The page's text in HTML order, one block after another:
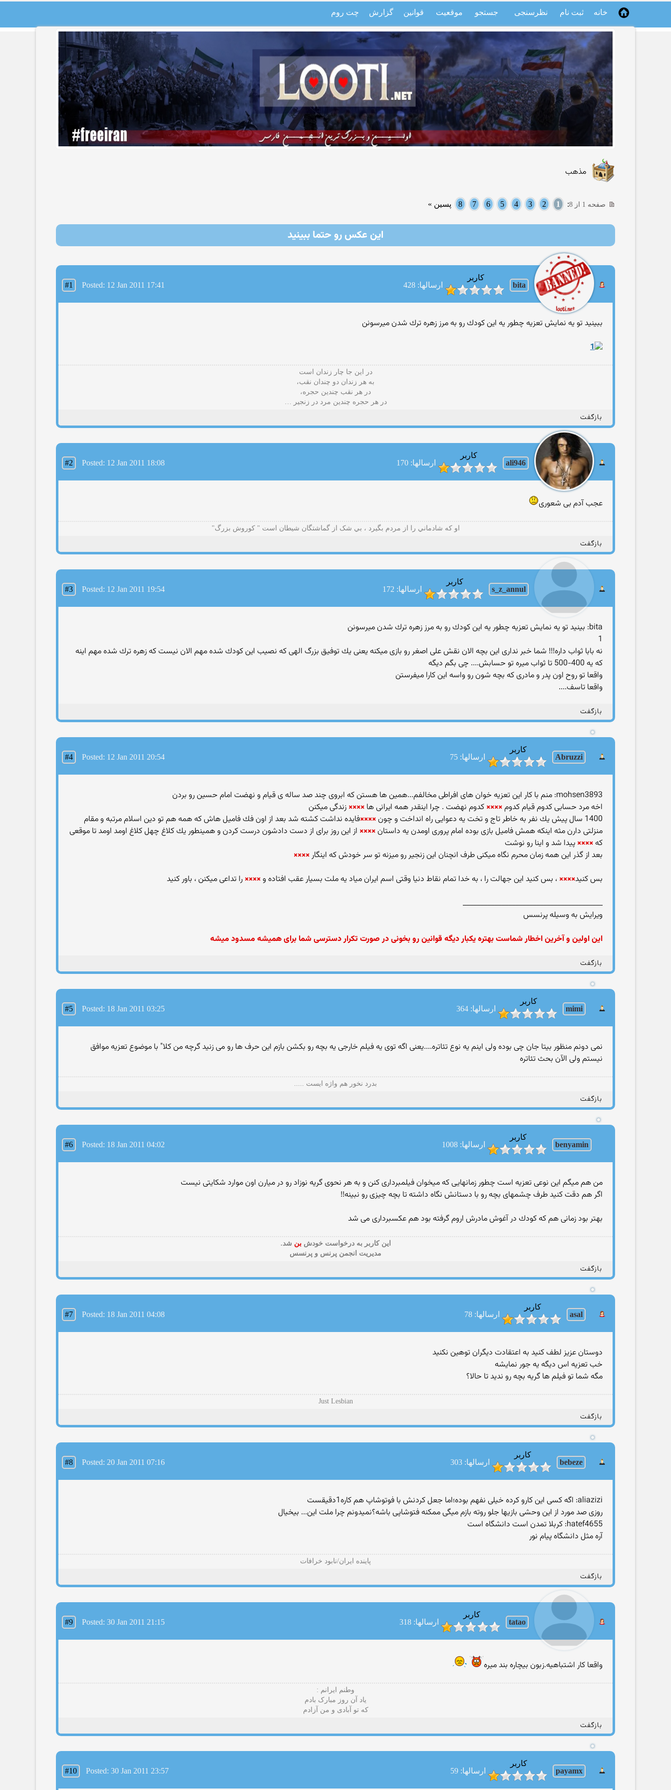
خانه ثبت نام نظرسنجی جستجو موقعیت قوانین گزارش چت روم
مذهب
صفحه 1 از 8 :
1
2
3
4
5
6
7
8 پسین »
این عكس رو حتما ببینید
bita
کاربر
ارسالها: 428
#1 Posted: 12 Jan 2011 17:41
ببینید تو یه نمایش تعزیه چطور یه این كودك رو به مرز زهره ترك شدن میرسونن
در این جا چار زندان است
به هر زندان دو چندان نقب،
در هر نقب چندین حجره،
در هر حجره چندین مرد در زنجیر …
بازگفت
ali946
کاربر
ارسالها: 170
#2 Posted: 12 Jan 2011 18:08
عجب آدم بی شعوری
او که شادماني را از مردم بگيرد ، بي شک از گماشتگان شيطان است " کوروش بزرگ"
بازگفت
s_z_annul
کاربر
ارسالها: 172
#3 Posted: 12 Jan 2011 19:54
bita: بینید تو یه نمایش تعزیه چطور یه این كودك رو به مرز زهره ترك شدن میرسونن
1
نه بابا ثواب داره!!! شما خبر نداری این بچه الان نقش علی اصغر رو بازی میكنه یعنی یك توفیق بزرگ الهی كه نصیب این كودك شده مهم الان نیست كه زهره ترك شده مهم اینه
كه یه 400-500 تا ثواب میره تو حسابش.... چی بگم دیگه
واقعا تو روح اون پدر و مادری كه بچه شون رو واسه این كارا میفرستن
واقعا تاسف....
بازگفت
Abruzzi
کاربر
ارسالها: 75
#4 Posted: 12 Jan 2011 20:54
mohsen3893: منم با كار این تعزیه خوان های افراطی مخالفم...همین ها هستن كه ابروی چند صد ساله ی قیام و نهضت امام حسین رو بردن
اخه مرد حسابی كدوم قیام كدوم×××× كدوم نهضت . چرا اینقدر همه ایرانی ها ×××× زندگی میكنن
1400 سال پیش یك نفر به خاطر تاج و تخت یه دعوایی راه انداخت و چون
××××فایده نداشت كشته شد بعد از اون فك فامیل هاش كه همه هم تو دین اسلام مرتبه و مقام
منزلتی دارن مثه اینكه همش فامیل بازی بوده امام پروری اومدن یه داستان×××× از این روز برای از دست دادشون درست كردن و همینطور یك كلاغ چهل كلاغ اومد اومد تا موقعی
كه×××× پیدا شد و اینا رو نوشت
بعد از گذر این همه زمان محرم نگاه میكنی طرف انچنان این زنجیر رو میزنه تو سر خودش كه اینگار××××
بس كنید×××× ، بس كنید این جهالت را ، به خدا تمام نقاط دنیا وقتی اسم ایران میاد یه ملت بسیار عقب افتاده و×××× را تداعی میكنن ، باور كنید
________________________________________
ویرایش به وسیله پرنسس
این اولین و آخرین اخطار شماست بهتره یكبار دیگه قوانین رو بخونی در صورت تكرار دسترسی شما برای همیشه مسدود میشه
بازگفت
mimi
کاربر
ارسالها: 364
#5 Posted: 18 Jan 2011 03:25
نمی دونم منظور بیتا جان چی بوده ولی اینم یه نوع تئاتره....یعنی اگه توی یه فیلم خارجی یه بچه رو بکشن بازم این حرف ها رو می زنید گرچه من کلا" با موضوع تعزیه موافق
نیستم ولی الآن بحث تئاتره
بدرد نخور هم واژه ایست .....
بازگفت
benyamin
کاربر
ارسالها: 1008
#6 Posted: 18 Jan 2011 04:02
من هم میگم این نوعی تعزیه است چطور زمانهایی كه میخوان فیلمبرداری كنن و به هر نحوی گریه نوزاد رو در میارن اون موارد شكایتی نیست
اگر هم دقت كنید طرف چشمهای بچه رو با دستانش نگاه داشته تا بچه چیزی رو نبینه!!
بهتر بود زمانی هم كه كودك در آغوش مادرش اروم گرفته بود هم عكسبرداری می شد
این كاربر به درخواست خودشبن شد.
مدیریت انجمن پرنس و پرنسس
بازگفت
asal
کاربر
ارسالها: 78
#7 Posted: 18 Jan 2011 04:08
دوستان عزیز لطف كنید به اعتقادت دیگران توهین نكنید
خب تعزیه اس دیگه یه جور نمایشه
مگه شما تو فیلم ها گریه بچه رو ندید تا حالا؟
Just Lesbian
بازگفت
bebeze
کاربر
ارسالها: 303
#8 Posted: 20 Jan 2011 07:16
aliazizi: اگه کسی این کارو کرده خیلی نفهم بوده؛اما جعل کردنش با فوتوشاپ هم کاره1دقیقست
روزی صد مورد از این وحشی بازیها جلو روته بازم میگی ممكنه فتوشاپی باشه؟نمیدونم چرا ملت این... بیخیال
hatef4655: كربلا تمدن است دانشگاه است
آره مثل دانشگاه پیام نور
پاينده ايران/نابود خرافات
بازگفت
tatao
کاربر
ارسالها: 318
#9 Posted: 30 Jan 2011 21:15
واقعا كار اشتباهیه.زبون بیچاره بند میره
وطنم ایرانم :
یاد آن روز مبارک بادم
که تو آبادی و من آزادم
بازگفت
payamx
کاربر
ارسالها: 59
#10 Posted: 30 Jan 2011 23:57